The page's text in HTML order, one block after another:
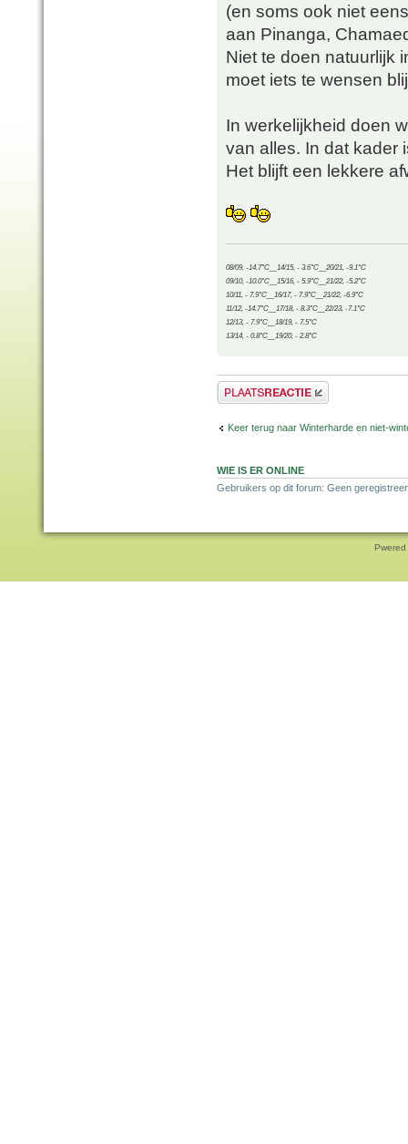
(en soms ook niet
aan Pinanga,
Niet te doen natuurlijk
moet iets te wensen
In werkelijkheid doen
van alles. In dat kader
Het blijft een lekkere
08/09, -14.7°C__14/15, - 3.6°C__20/21, -9.1°C
09/10, -10.0°C__15/16, - 5.9°C__21/22, -5.2°C
10/11, - 7.9°C__16/17, - 7.9°C__21/22, -6.9°C
11/12, -14.7°C__17/18, - 8.3°C__22/23, -7.1°C
12/13, - 7.9°C__18/19, - 7.5°C
13/14, - 0.8°C__19/20, - 2.8°C
Plaats een reactie
Keer terug naar Winterharde en niet-
WIE IS ER ONLINE
Gebruikers op dit forum: Geen